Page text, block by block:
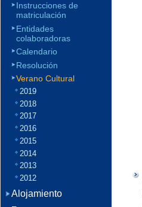
Instrucciones de
matriculación
Entidades
colaboradoras
Calendario
Resolución
Verano Cultural
2019
2018
2017
2016
2015
2014
2013
2012
Alojamiento